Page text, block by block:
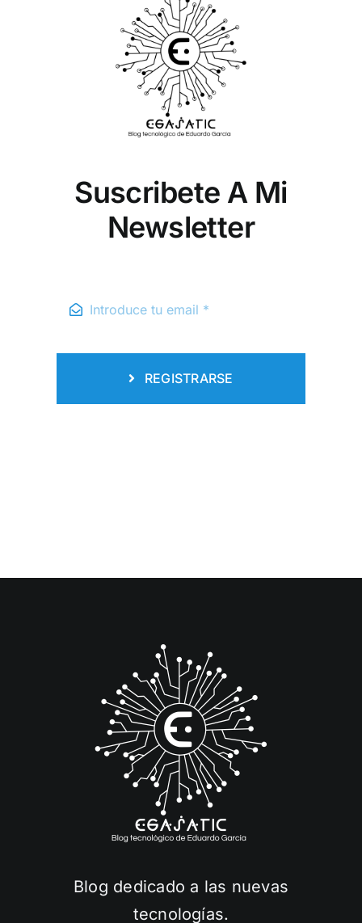
Suscribete A Mi
Newsletter
REGISTRARSE
Blog dedicado a las nuevas
tecnologías.